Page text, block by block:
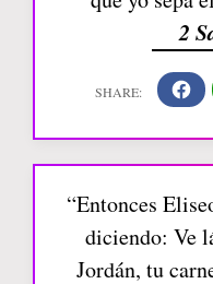
2
“Entonces
diciendo: Ve
Jordán, tu